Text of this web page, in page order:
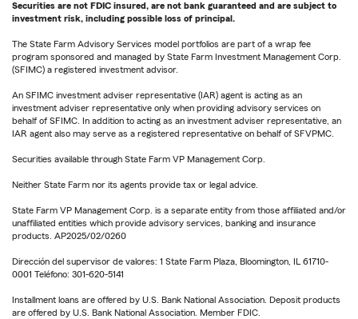
Securities are not FDIC insured, are not bank guaranteed and are subject to
investment risk, including possible loss of principal.
The State Farm Advisory Services model portfolios are part of a wrap fee
program sponsored and managed by State Farm Investment Management Corp.
(SFIMC) a registered investment advisor.
An SFIMC investment adviser representative (IAR) agent is acting as an
investment adviser representative only when providing advisory services on
behalf of SFIMC. In addition to acting as an investment adviser representative, an
IAR agent also may serve as a registered representative on behalf of SFVPMC.
Securities available through State Farm VP Management Corp.
Neither State Farm nor its agents provide tax or legal advice.
State Farm VP Management Corp. is a separate entity from those affiliated and/or
unaffiliated entities which provide advisory services, banking and insurance
products. AP2025/02/0260
Dirección del supervisor de valores: 1 State Farm Plaza, Bloomington, IL 61710-
0001 Teléfono: 301-620-5141
Installment loans are offered by U.S. Bank National Association. Deposit products
are offered by U.S. Bank National Association. Member FDIC.